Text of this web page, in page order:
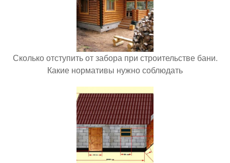
Сколько отступить от забора при строительстве бани.
Какие нормативы нужно соблюдать